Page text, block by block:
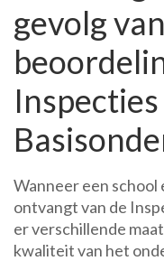
gevolg
Inspecties
Wanneer een
ontvangt van de
er verschillende
kwaliteit van het